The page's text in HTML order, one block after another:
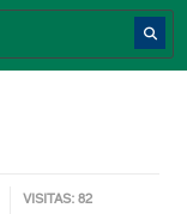
VISITAS: 82